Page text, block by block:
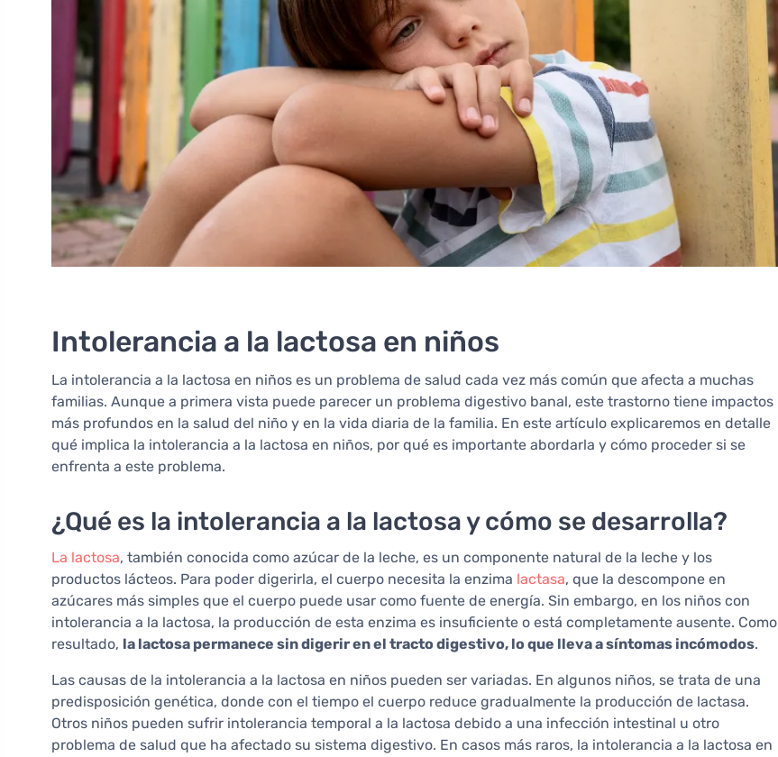
Intolerancia a la lactosa en niños
La intolerancia a la lactosa en niños es un problema de salud cada vez más común que afecta a muchas
familias. Aunque a primera vista puede parecer un problema digestivo banal, este trastorno tiene impactos
más profundos en la salud del niño y en la vida diaria de la familia. En este artículo explicaremos en detalle
qué implica la intolerancia a la lactosa en niños, por qué es importante abordarla y cómo proceder si se
enfrenta a este problema.
¿Qué es la intolerancia a la lactosa y cómo se desarrolla?
La lactosa, también conocida como azúcar de la leche, es un componente natural de la leche y los
productos lácteos. Para poder digerirla, el cuerpo necesita la enzima lactasa, que la descompone en
azúcares más simples que el cuerpo puede usar como fuente de energía. Sin embargo, en los niños con
intolerancia a la lactosa, la producción de esta enzima es insuficiente o está completamente ausente. Como
resultado, la lactosa permanece sin digerir en el tracto digestivo, lo que lleva a síntomas incómodos.
Las causas de la intolerancia a la lactosa en niños pueden ser variadas. En algunos niños, se trata de una
predisposición genética, donde con el tiempo el cuerpo reduce gradualmente la producción de lactasa.
Otros niños pueden sufrir intolerancia temporal a la lactosa debido a una infección intestinal u otro
problema de salud que ha afectado su sistema digestivo. En casos más raros, la intolerancia a la lactosa en